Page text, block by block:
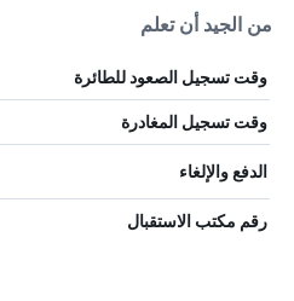
من الجيد أن تعلم
وقت تسجيل الصعود للطائرة
وقت تسجيل المغادرة
الدفع والإلغاء
رقم مكتب الاستقبال